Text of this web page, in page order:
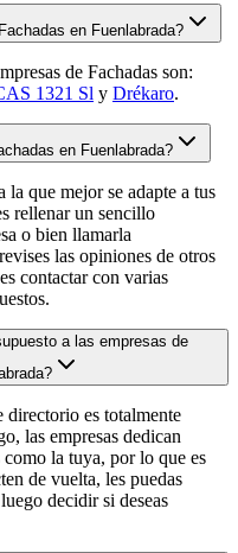
en Fuenlabrada?
de Fachadas son:
1321 Sl y Drékaro.
en Fuenlabrada?
la que mejor se adapte a tus
rellenar un sencillo
o bien llamarla
las opiniones de otros
contactar con varias
a las empresas de
directorio es totalmente
las empresas dedican
la tuya, por lo que es
de vuelta, les puedas
decidir si deseas